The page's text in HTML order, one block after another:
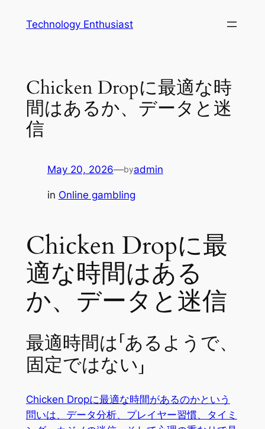
Technology Enthusiast
Chicken Dropに最適な時
間はあるか、データと迷
信
May 20, 2026—byadmin
in Online gambling
Chicken Dropに最
適な時間はある
か、データと迷信
最適時間は「あるようで、
固定ではない」
Chicken Dropに最適な時間があるのかという
問いは、データ分析、プレイヤー習慣、タイミ